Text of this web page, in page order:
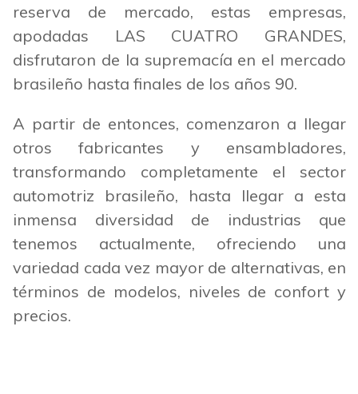
reserva de mercado, estas empresas,
apodadas LAS CUATRO GRANDES,
disfrutaron de la supremacía en el mercado
brasileño hasta finales de los años 90.
A partir de entonces, comenzaron a llegar
otros fabricantes y ensambladores,
transformando completamente el sector
automotriz brasileño, hasta llegar a esta
inmensa diversidad de industrias que
tenemos actualmente, ofreciendo una
variedad cada vez mayor de alternativas, en
términos de modelos, niveles de confort y
precios.